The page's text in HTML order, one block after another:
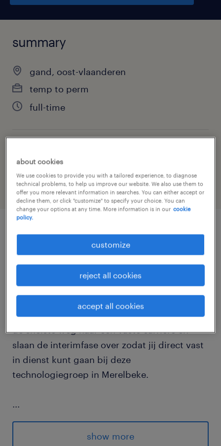
summary
gand, oost-vlaanderen
temp to perm
full-time
engineering
job details
Vanuit de afdeling permanent placement
zoeken wij een industrieel elektricien om
direct vast in dienst te gaan bij grote speler
in technische dienstverlening. Wij gaan voor
de snelste weg naar een vaste carrière en
slaan de interimfase over zodat jij direct vast
in dienst kunt gaan bij deze
technologiegroep in Merelbeke.
...
Als industrieel elektricien ga je aan de slag als
show more
about cookies
We use cookies to provide you with a tailored experience, to diagnose
technical problems, to help us improve our website. We also use them to
offer you more relevant information in searches. You can either accept or
decline them, or click "customize" to specify your choice. You can
change your options at any time. More information is in our cookie
policy.
customize
reject all cookies
accept all cookies